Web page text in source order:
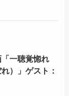
一聴覚惚れ
）」ゲスト：